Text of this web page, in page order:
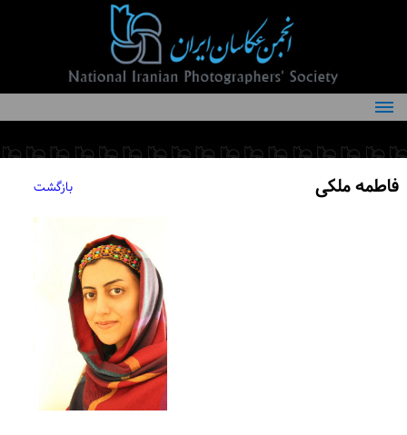
درباره انجمن
کمیته‌های انجمن
فاطمه ملکی بازگشت